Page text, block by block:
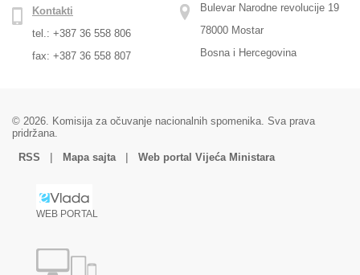
Bulevar Narodne revolucije 19
78000 Mostar
Bosna i Hercegovina
Kontakti
tel.: +387 36 558 806
fax: +387 36 558 807
© 2026. Komisija za očuvanje nacionalnih spomenika. Sva prava
pridržana.
RSS
| Mapa sajta | Web portal Vijeća Ministara
WEB PORTAL